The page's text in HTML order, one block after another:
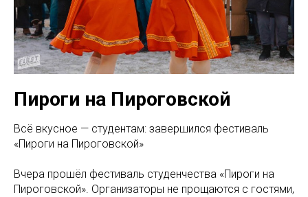
Пироги на Пироговской
Всё вкусное — студентам: завершился фестиваль
«Пироги на Пироговской»
Вчера прошёл фестиваль студенчества «Пироги на
Пироговской». Организаторы не прощаются с гостями,